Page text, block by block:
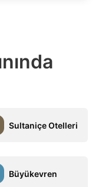
Sultaniçe Otelleri
Büyükevren